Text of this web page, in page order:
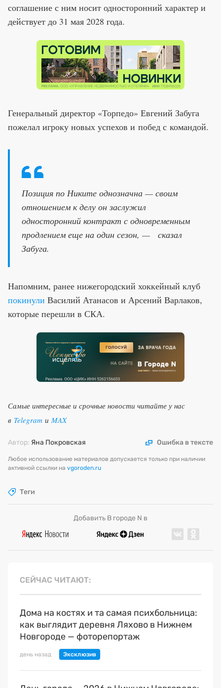
соглашение с ним носит односторонний характер и
действует до 31 мая 2028 года.
Генеральный директор «Торпедо» Евгений Забуга
пожелал игроку новых успехов и побед с командой.
Позиция по Никите однозначна — своим
отношением к делу он заслужил
односторонний контракт с одновременным
продлением еще на один сезон, — сказал
Забуга.
Напомним, ранее нижегородский хоккейный клуб
покинули Василий Атанасов и Арсений Варлаков,
которые перешли в СКА.
Самые интересные и срочные новости читайте у нас
в Telegram и MAX
Автор: Яна Покровская Ошибка в тексте
Любое использование материалов допускается только при наличии
активной ссылки на vgoroden.ru
Теги
Добавить В городе N в
СЕЙЧАС ЧИТАЮТ
Дома на костях и та самая психбольница:
как выглядит деревня Ляхово в Нижнем
Новгороде — фоторепортаж
день назад